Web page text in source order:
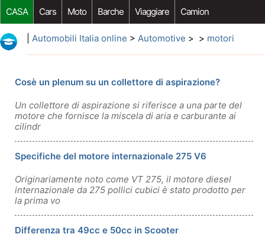
CASA Cars Moto Barche Viaggiare Camion
Riparazione Auto Acquisto Auto Car Opzioni Aftermarket
Automobili Italia online > Automotive > > motori
Cosè un plenum su un collettore di aspirazione?
Un collettore di aspirazione si riferisce a una parte del
motore che fornisce la miscela di aria e carburante ai
cilindr
Specifiche del motore internazionale 275 V6
Originariamente noto come VT 275, il motore diesel
internazionale da 275 pollici cubici è stato prodotto per
la prima vo
Differenza tra 49cc e 50cc in Scooter